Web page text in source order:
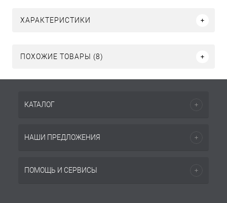
ХАРАКТЕРИСТИКИ
ПОХОЖИЕ ТОВАРЫ (8)
КАТАЛОГ
НАШИ ПРЕДЛОЖЕНИЯ
ПОМОЩЬ И СЕРВИСЫ